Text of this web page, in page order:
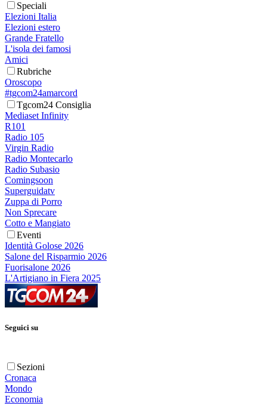
Speciali
Elezioni Italia
Elezioni estero
Grande Fratello
L'isola dei famosi
Amici
Rubriche
Oroscopo
#tgcom24amarcord
Tgcom24 Consiglia
Mediaset Infinity
R101
Radio 105
Virgin Radio
Radio Montecarlo
Radio Subasio
Comingsoon
Superguidatv
Zuppa di Porro
Non Sprecare
Cotto e Mangiato
Eventi
Identità Golose 2026
Salone del Risparmio 2026
Fuorisalone 2026
L'Artigiano in Fiera 2025
Seguici su
Sezioni
Cronaca
Mondo
Economia